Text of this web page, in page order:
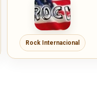
Rock Internacional